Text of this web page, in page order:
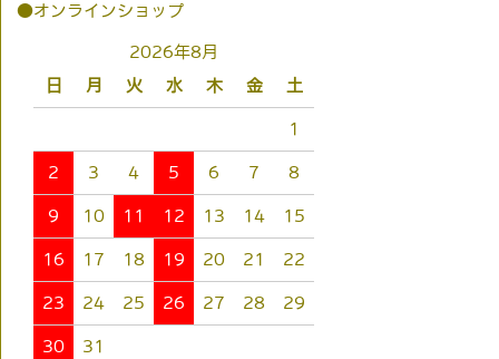
●オンラインショップ
2026年8月
日
月 火 水 木 金 土
1
2 3 4 5 6 7 8
9 10 11 12 13 14 15
16 17 18 19 20 21 22
23 24 25 26 27 28 29
30 31